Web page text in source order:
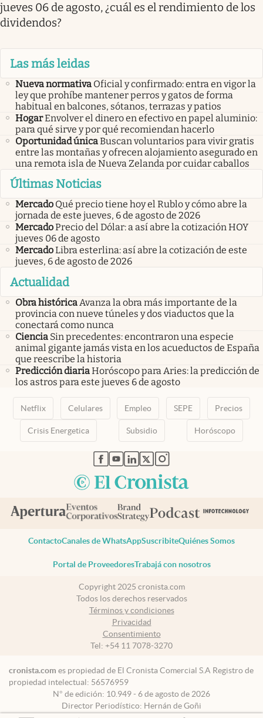
jueves 06 de agosto, ¿cuál es el rendimiento de los
dividendos?
Las más leidas
Nueva normativa Oficial y confirmado: entra en vigor la
ley que prohíbe mantener perros y gatos de forma
habitual en balcones, sótanos, terrazas y patios
HogarEnvolver el dinero en efectivo en papel aluminio:
para qué sirve y por qué recomiendan hacerlo
Oportunidad únicaBuscan voluntarios para vivir gratis
entre las montañas y ofrecen alojamiento asegurado en
una remota isla de Nueva Zelanda por cuidar caballos
Últimas Noticias
Mercado Qué precio tiene hoy el Rublo y cómo abre la
jornada de este jueves, 6 de agosto de 2026
MercadoPrecio del Dólar: a así abre la cotización HOY
jueves 06 de agosto
MercadoLibra esterlina: así abre la cotización de este
jueves, 6 de agosto de 2026
Actualidad
Obra históricaAvanza la obra más importante de la
provincia con nueve túneles y dos viaductos que la
conectará como nunca
Ciencia Sin precedentes: encontraron una especie
animal gigante jamás vista en los acueductos de España
que reescribe la historia
Predicción diariaHoróscopo para Aries: la predicción de
los astros para este jueves 6 de agosto
Netflix Celulares Empleo SEPE Precios
Crisis Energetica Subsidio Horóscopo
abre en nueva pestaña
abre en nueva pestaña
abre en nueva pestaña
abre en nueva pestaña
abre en nueva pestaña
ContactoCanales de WhatsAppSuscribiteQuiénes Somos
Portal de ProveedoresTrabajá con nosotros
Copyright 2025 cronista.com
Todos los derechos reservados
Términos y condiciones
Privacidad
Consentimiento
Tel: +54 11 7078-3270
cronista.com es propiedad de El Cronista Comercial S.A Registro de
propiedad intelectual: 56576959
N° de edición: 10.949 - 6 de agosto de 2026
Director Periodístico: Hernán de Goñi